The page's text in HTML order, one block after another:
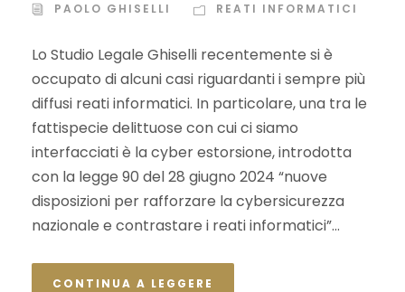
PAOLO GHISELLI
REATI INFORMATICI
Lo Studio Legale Ghiselli recentemente si è
occupato di alcuni casi riguardanti i sempre più
diffusi reati informatici. In particolare, una tra le
fattispecie delittuose con cui ci siamo
interfacciati è la cyber estorsione, introdotta
con la legge 90 del 28 giugno 2024 “nuove
disposizioni per rafforzare la cybersicurezza
nazionale e contrastare i reati informatici”...
CONTINUA A LEGGERE